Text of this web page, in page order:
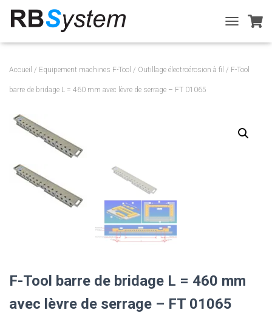
O
G
Accueil / Equipement machines F-Tool / Outillage électroérosion à fil / F-Tool
barre de bridage L = 460 mm avec lèvre de serrage – FT 01065
F-Tool barre de bridage L = 460 mm
avec lèvre de serrage – FT 01065